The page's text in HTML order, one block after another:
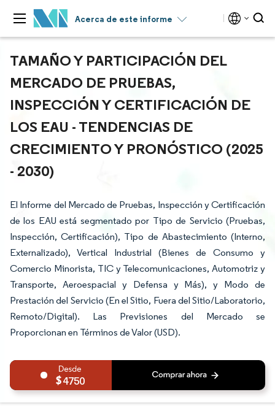
Acerca de este informe
TAMAÑO Y PARTICIPACIÓN DEL
MERCADO DE PRUEBAS,
INSPECCIÓN Y CERTIFICACIÓN DE
LOS EAU - TENDENCIAS DE
CRECIMIENTO Y PRONÓSTICO (2025
- 2030)
El Informe del Mercado de Pruebas, Inspección y Certificación
de los EAU está segmentado por Tipo de Servicio (Pruebas,
Inspección, Certificación), Tipo de Abastecimiento (Interno,
Externalizado), Vertical Industrial (Bienes de Consumo y
Comercio Minorista, TIC y Telecomunicaciones, Automotriz y
Transporte, Aeroespacial y Defensa y Más), y Modo de
Prestación del Servicio (En el Sitio, Fuera del Sitio/Laboratorio,
Remoto/Digital). Las Previsiones del Mercado se
Proporcionan en Términos de Valor (USD).
4750